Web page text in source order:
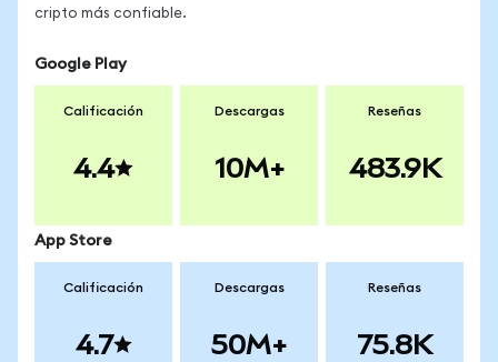
cripto más confiable.
Google Play
Calificación
4.4
Descargas
10M+
Reseñas
483.9K
App Store
Calificación
4.7
Descargas
50M+
Reseñas
75.8K